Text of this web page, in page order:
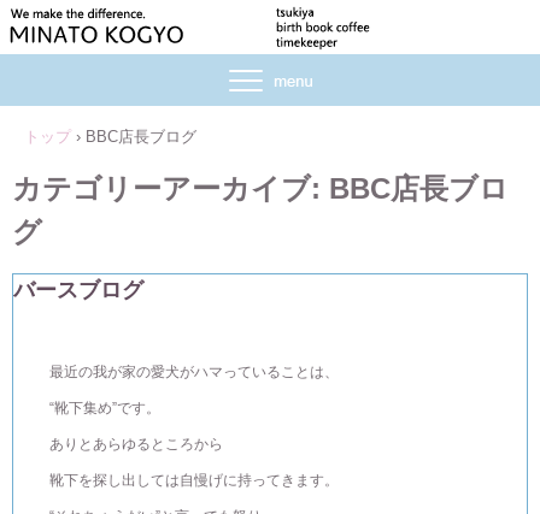
トップ › BBC店長ブログ
カテゴリーアーカイブ: BBC店長ブロ
グ
バースブログ
最近の我が家の愛犬がハマっていることは、
“靴下集め”です。
ありとあらゆるところから
靴下を探し出しては自慢げに持ってきます。